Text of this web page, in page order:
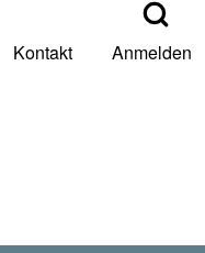
Kontakt Anmelden